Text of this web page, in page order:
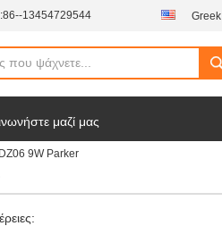
86--13454729544 Greek
μαζί μας
9W Parker